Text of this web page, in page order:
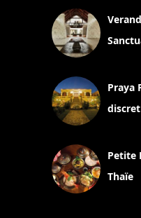
Praya
Petite
Thaïe